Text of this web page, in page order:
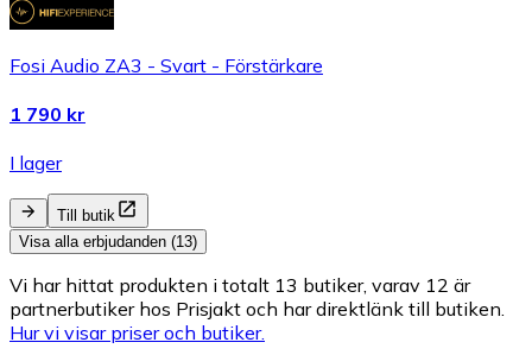
Fosi Audio ZA3 - Svart - Förstärkare
1 790 kr
I lager
Till butik
Visa alla erbjudanden (13)
Vi har hittat produkten i totalt 13 butiker, varav 12 är
partnerbutiker hos Prisjakt och har direktlänk till butiken.
Hur vi visar priser och butiker.